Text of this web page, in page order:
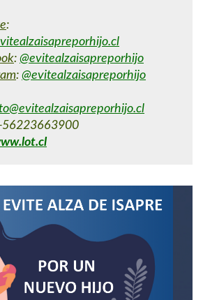
:
: @evitealzaisapreporhijo
: @evitealzaisapreporhijo